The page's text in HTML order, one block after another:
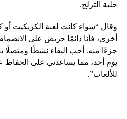
حلبة التزلج.
وقال “سواء كانت لعبة الكريكيت أو
أخرى، فأنا دائمًا حريص على
جزءًا منه. أحب البقاء نشطًا ومتصلًا
يوم أحد، مما يساعدني على الحفاظ
للألعاب”.